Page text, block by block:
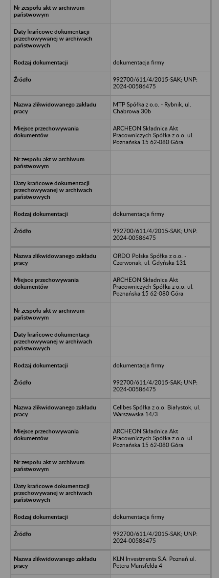
dokumentacja firmy
992700/611/4/2015-SAK; UNP:
2024-00586475
MTP Spółka z o.o. - Rybnik, ul.
Chabrowa 30b
ARCHEON Składnica Akt
Pracowniczych Spółka z o.o. ul.
Poznańska 15 62-080 Góra
dokumentacja firmy
992700/611/4/2015-SAK; UNP:
2024-00586475
ORDO Polska Spółka z o.o. -
Czerwonak, ul. Gdyńska 131
ARCHEON Składnica Akt
Pracowniczych Spółka z o.o. ul.
Poznańska 15 62-080 Góra
dokumentacja firmy
992700/611/4/2015-SAK; UNP:
2024-00586475
Cellbes Spółka z o.o. Białystok, ul.
Warszawska 14/3
ARCHEON Składnica Akt
Pracowniczych Spółka z o.o. ul.
Poznańska 15 62-080 Góra
dokumentacja firmy
992700/611/4/2015-SAK; UNP:
2024-00586475
KLN Investments S.A. Poznań ul.
Petera Mansfelda 4